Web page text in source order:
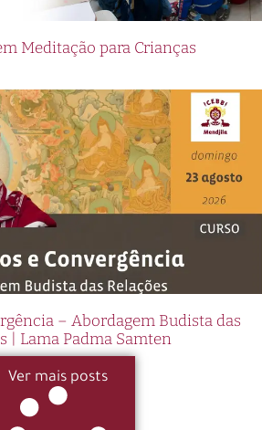
Meditação para Crianças
– Abordagem Budista das
| Lama Padma Samten
Ver mais posts